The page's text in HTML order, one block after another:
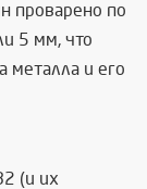
проварено по
5 мм, что
металла и его
(и их